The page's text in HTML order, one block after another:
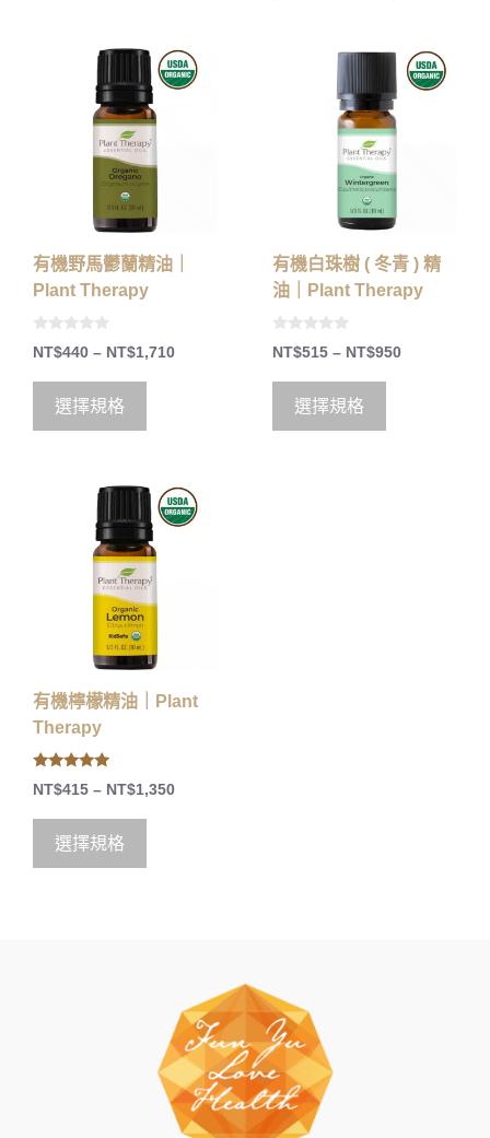
有機野馬鬱蘭精油｜
Plant Therapy
0
o
5
NT$440 – NT$1,710
選擇規格
有機白珠樹 ( 冬青 ) 精
油｜Plant Therapy
0
o
5
NT$515 – NT$950
選擇規格
有機檸檬精油｜Plant
Therapy
5.00
out of 5
NT$415 – NT$1,350
選擇規格